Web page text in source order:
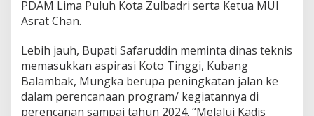
PDAM Lima Puluh Kota Zulbadri serta Ketua MUI
Asrat Chan.
Lebih jauh, Bupati Safaruddin meminta dinas teknis
memasukkan aspirasi Koto Tinggi, Kubang
Balambak, Mungka berupa peningkatan jalan ke
dalam perencanaan program/ kegiatannya di
perencanan sampai tahun 2024. “Melalui Kadis